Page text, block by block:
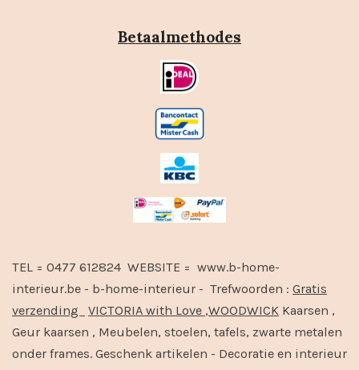
Betaalmethodes
TEL = 0477 612824 WEBSITE = www.b-home-
interieur.be - b-home-interieur - Trefwoorden : Gratis
verzending
VICTORIA with Love ,WOODWICK Kaarsen ,
Geur kaarsen , Meubelen, stoelen, tafels, zwarte metalen
onder frames. Geschenk artikelen - Decoratie en interieur